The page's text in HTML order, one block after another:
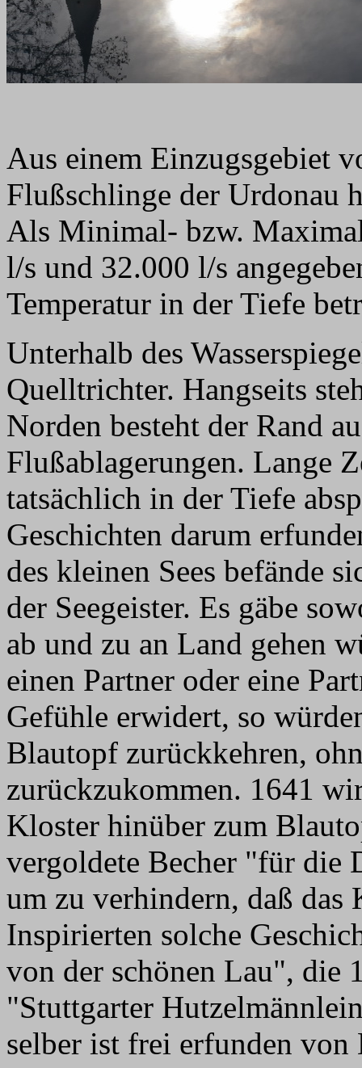
Aus einem Einzugsgebiet
Flußschlinge der Urdonau
Als Minimal- bzw.
l/s und 32.000 l/s
Temperatur in der Tiefe
Unterhalb des
Quelltrichter. Hangseits
Norden besteht der Rand
Flußablagerungen. Lange
tatsächlich in der Tiefe
Geschichten darum
des kleinen Sees befände
der Seegeister. Es gäbe
ab und zu an Land gehen
einen Partner oder eine
Gefühle erwidert, so
Blautopf zurückkehren,
zurückzukommen. 1641
Kloster hinüber zum
vergoldete Becher "für die
um zu verhindern, daß
Inspirierten solche
von der schönen Lau", die
"Stuttgarter
selber ist frei erfunden